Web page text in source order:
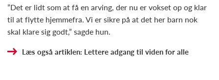
”Det er lidt som at få en arving, der nu er vokset op og klar
til at flytte hjemmefra. Vi er sikre på at det her barn nok
skal klare sig godt,” sagde hun.
Læs også artiklen: Lettere adgang til viden for alle